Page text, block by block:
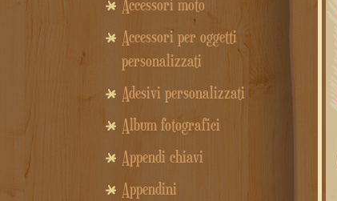
Accessori moto
Accessori per oggetti
personalizzati
Adesivi personalizzati
Album fotografici
Appendi chiavi
Appendini